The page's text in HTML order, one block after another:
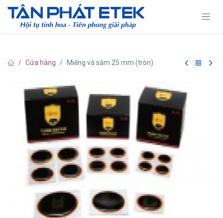
Cửa hàng Miếng vá săm 25 mm (tròn)